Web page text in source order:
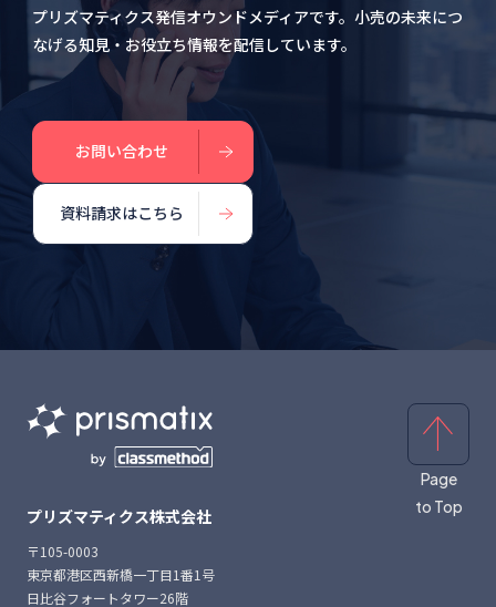
プリズマティクス発信オウンドメディアです。小売の未来につ
なげる知見・お役立ち情報を配信しています。
お問い合わせ
資料請求はこちら
プリズマティクス株式会社
〒105-0003
東京都港区西新橋一丁目1番1号
日比谷フォートタワー26階
Page
to Top